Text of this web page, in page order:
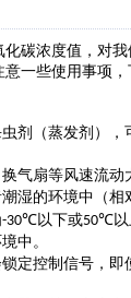
碳浓度值，对
一些使用事项，
剂（蒸发剂） ，
气扇等风速流动
湿的环境中 （
-30℃以下或50℃以
中。
定控制信号， 即